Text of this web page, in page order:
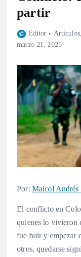
partir
Editor Artículos
marzo 21, 2025
Por: Maicol Andrés
El conflicto en
quienes lo vivieron
fue huir y empezar
otros, quedarse